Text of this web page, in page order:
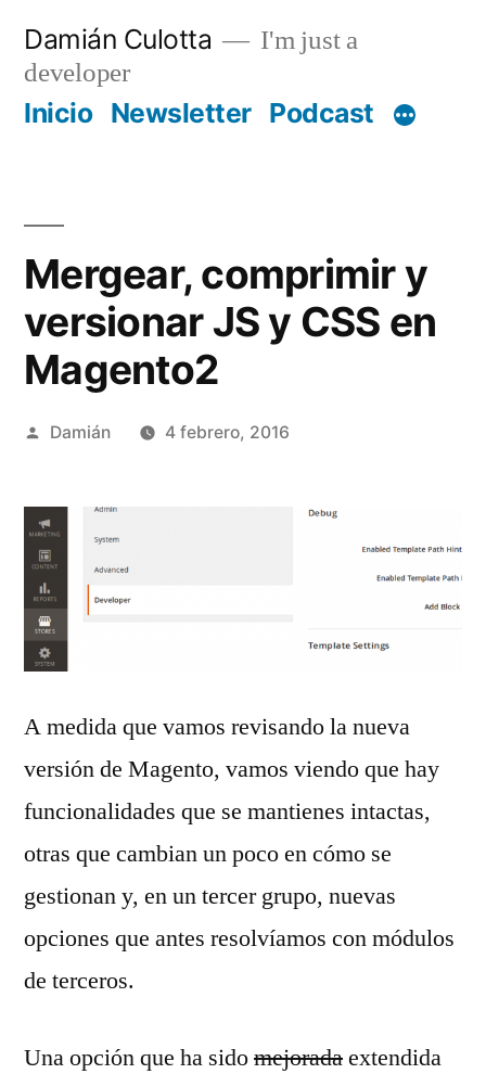
contenido
Damián Culotta
I'm just a
developer
Inicio Newsletter Podcast
Mergear, comprimir y
versionar JS y CSS en
Magento2
Publicado
Damián 4 febrero, 2016
A medida que vamos revisando la nueva
versión de Magento, vamos viendo que hay
funcionalidades que se mantienes intactas,
otras que cambian un poco en cómo se
gestionan y, en un tercer grupo, nuevas
opciones que antes resolvíamos con módulos
de terceros.
Una opción que ha sidomejoradaextendida